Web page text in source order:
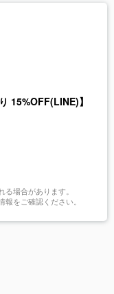
15%OFF(LINE)】
場合があります。
をご確認ください。